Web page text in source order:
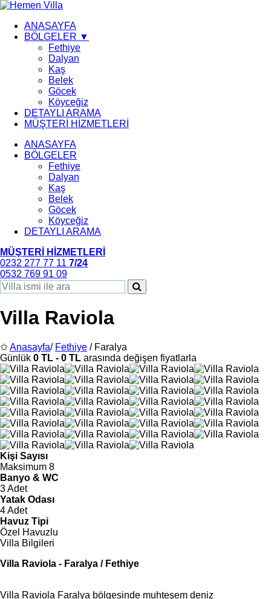
ANASAYFA
BÖLGELER ▼
Fethiye
Dalyan
Kaş
Belek
Göcek
Köyceğiz
DETAYLI ARAMA
MÜŞTERİ HİZMETLERİ
ANASAYFA
BÖLGELER
Fethiye
Dalyan
Kaş
Belek
Göcek
Köyceğiz
DETAYLI ARAMA
MÜŞTERİ HİZMETLERİ
0232 277 77 11 7/24
0532 769 91 09
Villa Raviola
✩Anasayfa/ Fethiye / Faralya
Günlük 0 TL - 0 TL arasında değişen fiyatlarla
Kişi Sayısı
Maksimum 8
Banyo & WC
3 Adet
Yatak Odası
4 Adet
Havuz Tipi
Özel Havuzlu
Villa Bilgileri
Villa Raviola - Faralya / Fethiye
Villa Raviola Faralya bölgesinde muhteşem deniz